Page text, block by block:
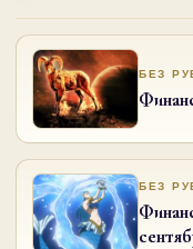
БЕЗ
БЕЗ